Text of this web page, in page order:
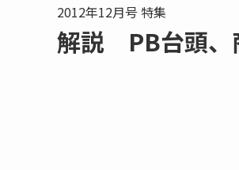
2012年12月号 特集
解説 PB台頭、